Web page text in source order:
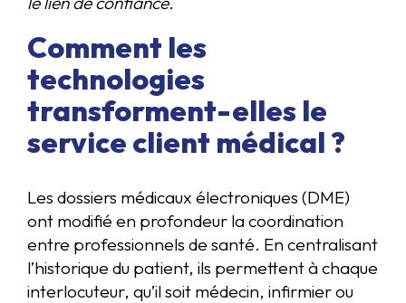
Comment les
technologies
transforment-elles le
service client médical ?
Les dossiers médicaux électroniques (DME)
ont modifié en profondeur la coordination
entre professionnels de santé. En centralisant
l’historique du patient, ils permettent à chaque
interlocuteur, qu’il soit médecin, infirmier ou